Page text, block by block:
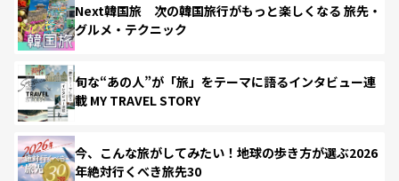
Next韓国旅 次の韓国旅行がもっと楽しくなる 旅先・
グルメ・テクニック
旬な“あの人”が「旅」をテーマに語るインタビュー連
載 MY TRAVEL STORY
今、こんな旅がしてみたい！地球の歩き方が選ぶ2026
年絶対行くべき旅先30